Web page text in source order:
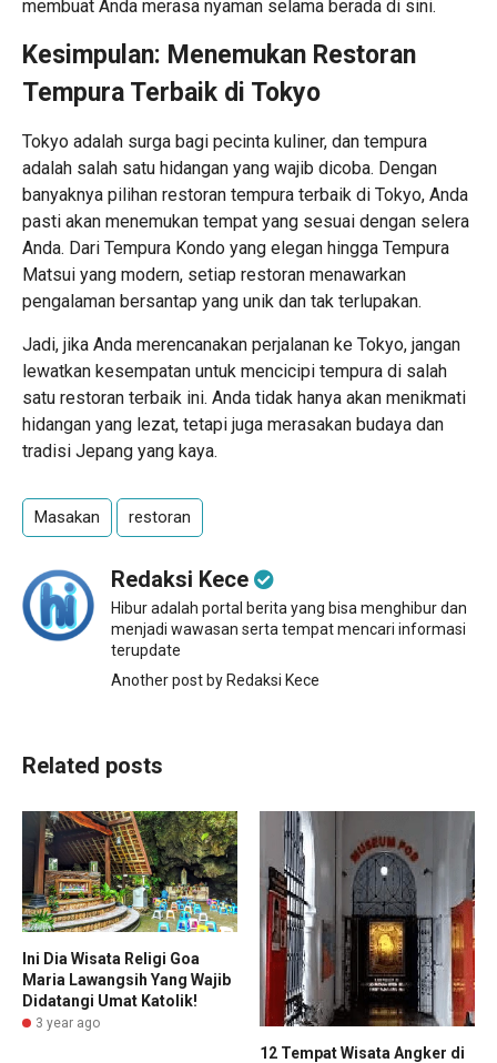
membuat Anda merasa nyaman selama berada di sini.
Kesimpulan: Menemukan Restoran
Tempura Terbaik di Tokyo
Tokyo adalah surga bagi pecinta kuliner, dan tempura
adalah salah satu hidangan yang wajib dicoba. Dengan
banyaknya pilihan restoran tempura terbaik di Tokyo, Anda
pasti akan menemukan tempat yang sesuai dengan selera
Anda. Dari Tempura Kondo yang elegan hingga Tempura
Matsui yang modern, setiap restoran menawarkan
pengalaman bersantap yang unik dan tak terlupakan.
Jadi, jika Anda merencanakan perjalanan ke Tokyo, jangan
lewatkan kesempatan untuk mencicipi tempura di salah
satu restoran terbaik ini. Anda tidak hanya akan menikmati
hidangan yang lezat, tetapi juga merasakan budaya dan
tradisi Jepang yang kaya.
Masakan restoran
Redaksi Kece
Hibur adalah portal berita yang bisa menghibur dan
menjadi wawasan serta tempat mencari informasi
terupdate
Another post by Redaksi Kece
Related posts
Ini Dia Wisata Religi Goa
Maria Lawangsih Yang Wajib
Didatangi Umat Katolik!
3 year ago
12 Tempat Wisata Angker di